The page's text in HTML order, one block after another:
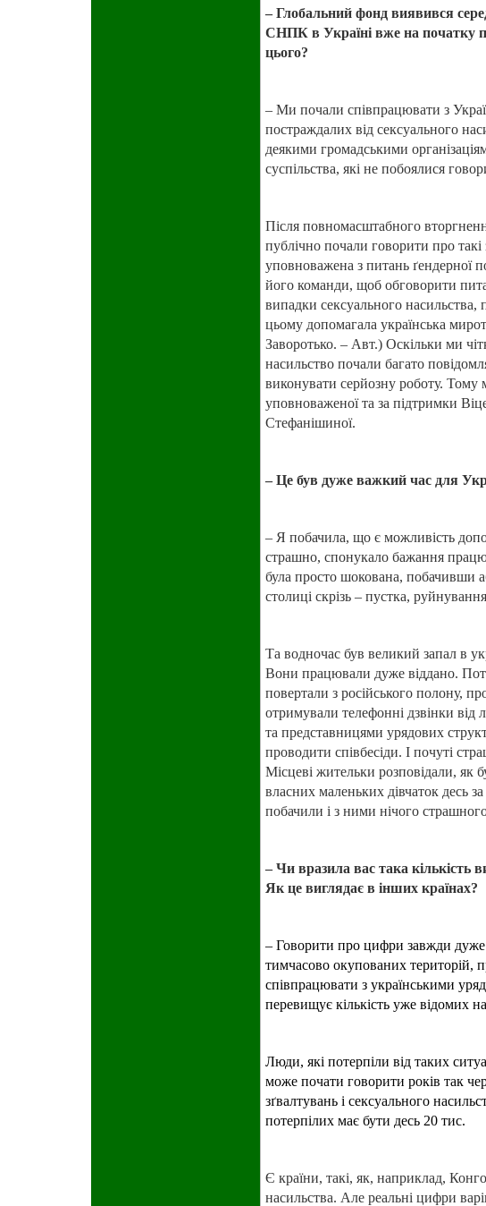
– Глобальний фонд виявився
СНПК в Україні вже на початку
цього?
– Ми почали співпрацювати з
постраждалих від сексуального
деякими громадськими
суспільства, які не побоялися
Після повномасштабного
публічно почали говорити про
уповноважена з питань ґендерної
його команди, щоб обговорити
випадки сексуального насильства,
цьому допомагала українська
Заворотько. – Авт.) Оскільки ми
насильство почали багато
виконувати серйозну роботу. Тому
уповноваженої та за підтримки
Стефанішиної.
– Це був дуже важкий час для
– Я побачила, що є можливість
страшно, спонукало бажання
була просто шокована, побачивши
столиці скрізь – пустка,
Та водночас був великий запал в
Вони працювали дуже віддано.
повертали з російського полону,
отримували телефонні дзвінки
та представницями урядових
проводити співбесіди. І почуті
Місцеві жительки розповідали, як
власних маленьких дівчаток десь
побачили і з ними нічого
– Чи вразила вас така кількість
Як це виглядає в інших країнах?
– Говорити про цифри завжди дуже
тимчасово окупованих територій,
співпрацювати з українськими
перевищує кількість уже відомих
Люди, які потерпіли від таких
може почати говорити років так
зґвалтувань і сексуального
потерпілих має бути десь 20 тис.
Є країни, такі, як, наприклад,
насильства. Але реальні цифри